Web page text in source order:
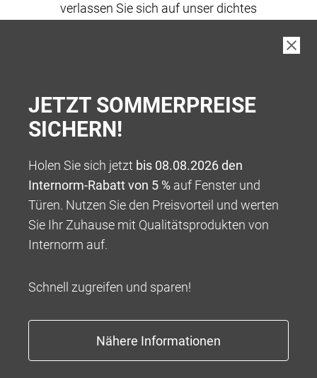
verlassen Sie sich auf unser dichtes
100 % VERANTWORTUNG
Wir bieten Ihnen ein Rundum-sorglos-Paket für die
beginnend mit einer kompetenten Beratung über eine
Garantieleistungen, die weit über das übliche Maß
hinausgehen.
JETZT SOMMERPREISE
SICHERN!
Holen Sie sich jetzt bis 08.08.2026 den
Internorm-Rabatt von 5 % auf Fenster und
Türen. Nutzen Sie den Preisvorteil und werten
Sie Ihr Zuhause mit Qualitätsprodukten von
Internorm auf.
Schnell zugreifen und sparen!